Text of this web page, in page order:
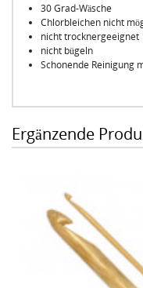
30 Grad-Wäsche
Chlorbleichen nicht
nicht trocknergeeignet
nicht bügeln
Schonende Reinigung
Ergänzende